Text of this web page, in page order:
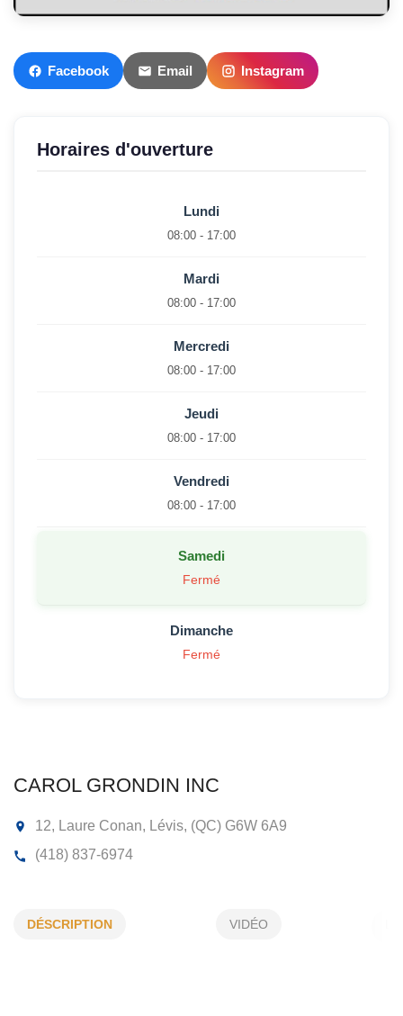
CAROL GRONDIN INC
DÉSCRIPTION VIDÉO
Facebook Email Instagram
Horaires d'ouverture
Lundi
08:00 - 17:00
Mardi
08:00 - 17:00
Mercredi
08:00 - 17:00
Jeudi
08:00 - 17:00
Vendredi
08:00 - 17:00
Samedi
Fermé
Dimanche
Fermé